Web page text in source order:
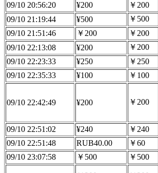
09/10 20:56:20
¥200 ￥200
09/10 21:19:44
¥500 ￥500
09/10 21:51:46
￥200 ￥200
09/10 22:13:08
¥200 ￥200
09/10 22:23:33
¥250 ￥250
09/10 22:35:33
¥100 ￥100
09/10 22:42:49 ¥200 ￥200
09/10 22:51:02 ¥240 ￥240
09/10 22:51:48
RUB40.00 ￥60
09/10 23:07:58
￥500 ￥500